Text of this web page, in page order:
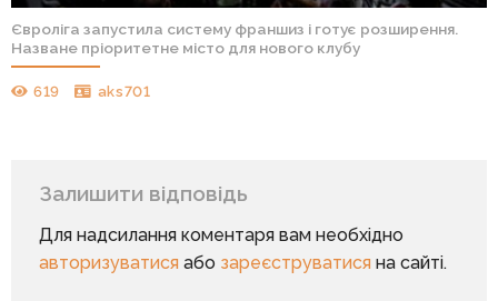
Євроліга запустила систему франшиз і готує розширення.
Назване пріоритетне місто для нового клубу
619 aks701
Залишити відповідь
Для надсилання коментаря вам необхідно
авторизуватисяабо зареєструватисяна сайті.